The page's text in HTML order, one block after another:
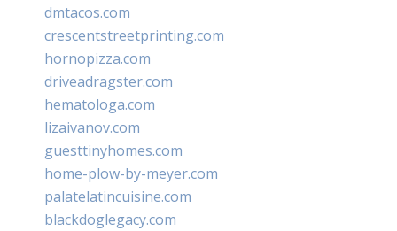
dmtacos.com
crescentstreetprinting.com
hornopizza.com
driveadragster.com
hematologa.com
lizaivanov.com
guesttinyhomes.com
home-plow-by-meyer.com
palatelatincuisine.com
blackdoglegacy.com